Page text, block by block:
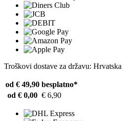
Troškovi dostave za državu: Hrvatska
od € 49,90 besplatno*
od € 0,00 € 6,90